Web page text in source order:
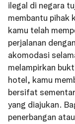
ilegal di negara
membantu pihak
kamu telah
perjalanan
akomodasi
melampirkan
hotel, kamu
bersifat
yang diajukan.
penerbangan